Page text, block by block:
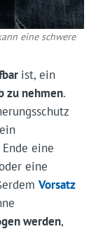
eine schwere
ist, ein
zu nehmen.
eine
eine
Vorsatz
werden,